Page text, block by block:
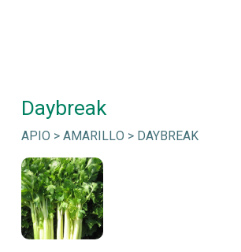
Daybreak
APIO > AMARILLO > DAYBREAK